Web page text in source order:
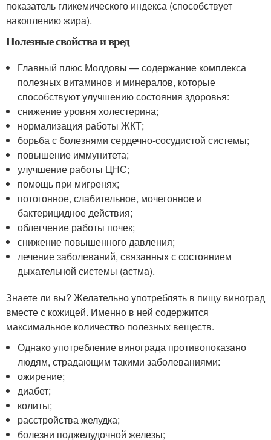
показатель гликемического индекса (способствует
накоплению жира).
Полезные свойства и вред
Главный плюс Молдовы — содержание комплекса
полезных витаминов и минералов, которые
способствуют улучшению состояния здоровья:
снижение уровня холестерина;
нормализация работы ЖКТ;
борьба с болезнями сердечно-сосудистой системы;
повышение иммунитета;
улучшение работы ЦНС;
помощь при мигренях;
потогонное, слабительное, мочегонное и
бактерицидное действия;
облегчение работы почек;
снижение повышенного давления;
лечение заболеваний, связанных с состоянием
дыхательной системы (астма).
Знаете ли вы? Желательно употреблять в пищу виноград
вместе с кожицей. Именно в ней содержится
максимальное количество полезных веществ.
Однако употребление винограда противопоказано
людям, страдающим такими заболеваниями:
ожирение;
диабет;
колиты;
расстройства желудка;
болезни поджелудочной железы;